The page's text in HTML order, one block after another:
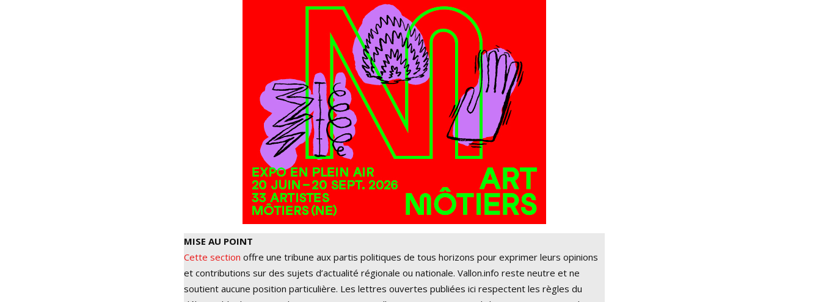
MISE AU POINT
Cette section offre une tribune aux partis politiques de tous horizons pour exprimer leurs opinions
et contributions sur des sujets d’actualité régionale ou nationale. Vallon.info reste neutre et ne
soutient aucune position particulière. Les lettres ouvertes publiées ici respectent les règles du